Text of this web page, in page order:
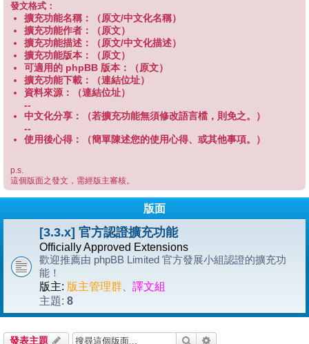
發文格式：
擴充功能名稱：（原文/中文化名稱）
擴充功能作者：（原文）
擴充功能描述：（原文/中文化描述）
擴充功能版本：（原文）
可適用的 phpBB 版本：（原文）
擴充功能下載：（連結位址）
資料來源：（連結位址）
--
中文化分享：（若擴充功能無須修改語言檔，則免之。）
--
使用後心得：（簡單陳述您的使用心得、或其他事項。）
p.s.
這個版面之發文，需經版主審核。
版面
[3.3.x] 官方認證擴充功能
Officially Approved Extensions
歡迎推薦由 phpBB Limited 官方發展小組認證的擴充功
能！
版主: 版主管理群
譯文組
主題: 8
發表主題 搜尋